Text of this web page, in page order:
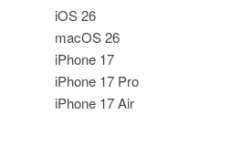
iOS 26
macOS 26
iPhone 17
iPhone 17 Pro
iPhone 17 Air